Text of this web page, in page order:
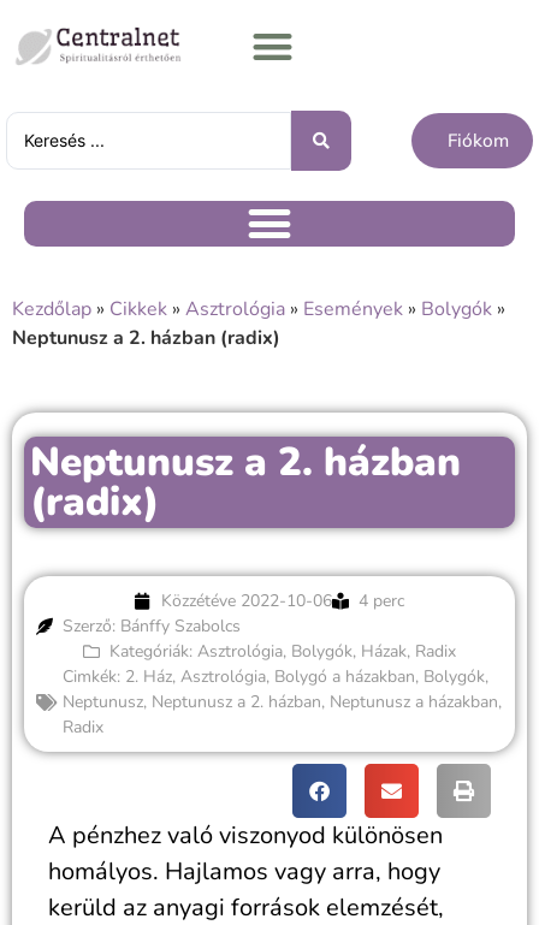
Fiókom
Kezdőlap » Cikkek » Asztrológia » Események » Bolygók »
Neptunusz a 2. házban (radix)
Neptunusz a 2. házban
(radix)
Közzétéve 2022-10-06
4 perc
Szerző: Bánffy Szabolcs
Kategóriák: Asztrológia, Bolygók, Házak, Radix
Cimkék: 2. Ház, Asztrológia, Bolygó a házakban, Bolygók,
Neptunusz, Neptunusz a 2. házban, Neptunusz a házakban,
Radix
A pénzhez való viszonyod különösen
homályos. Hajlamos vagy arra, hogy
kerüld az anyagi források elemzését,